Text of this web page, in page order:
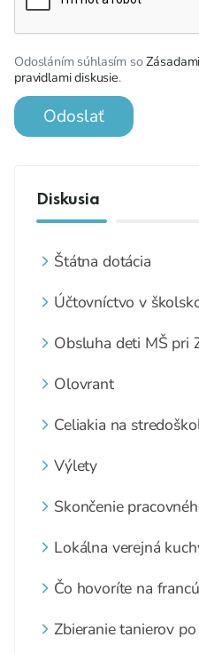
Odosláním súhlasím so
pravidlami diskusie.
Odoslať
Diskusia
Štátna dotácia
Účtovníctvo v
Obsluha deti MŠ pri
Olovrant
Celiakia na
Výlety
Skončenie
Lokálna verejná
Čo hovoríte na
Zbieranie tanierov